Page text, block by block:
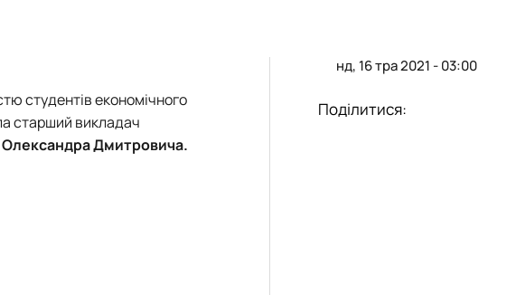
студентів економічного
старший викладач
Олександра Дмитровича.
нд, 16 тра 2021 - 03:00
Поділитися: